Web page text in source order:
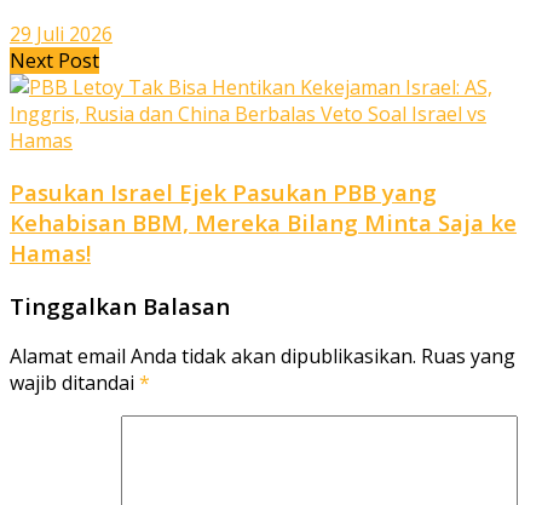
29 Juli 2026
Next Post
Pasukan Israel Ejek Pasukan PBB yang
Kehabisan BBM, Mereka Bilang Minta Saja ke
Hamas!
Tinggalkan Balasan
Alamat email Anda tidak akan dipublikasikan. Ruas yang
wajib ditandai *